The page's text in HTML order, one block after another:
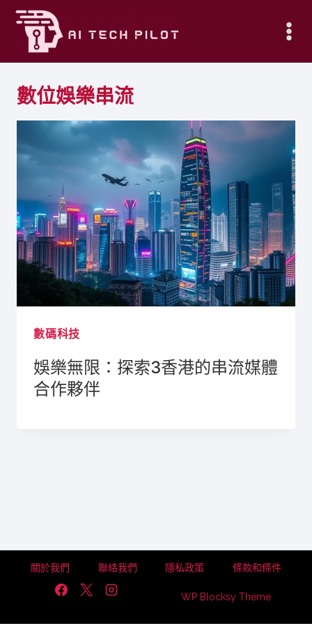
Skip
content
數位娛樂串流
數碼科技
娛樂無限：探索3香港的串流媒體
合作夥伴
關於我們 聯絡我們 隱私政策 條款和條件
WP Blocksy Theme